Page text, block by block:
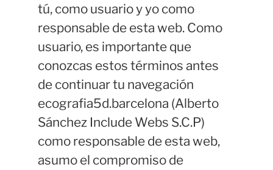
tú, como usuario y yo como
responsable de esta web. Como
usuario, es importante que
conozcas estos términos antes
de continuar tu navegación
ecografia5d.barcelona (Alberto
Sánchez Include Webs S.C.P)
como responsable de esta web,
asumo el compromiso de